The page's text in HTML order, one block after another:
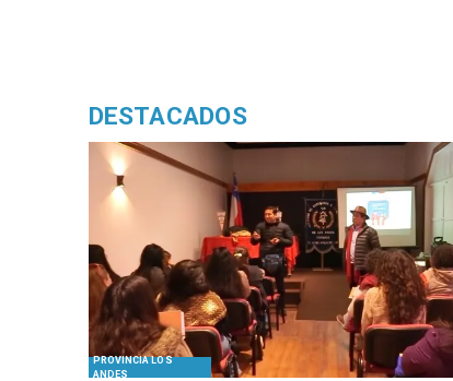
PROVINCIA LOS
ANDES
DESTACADOS